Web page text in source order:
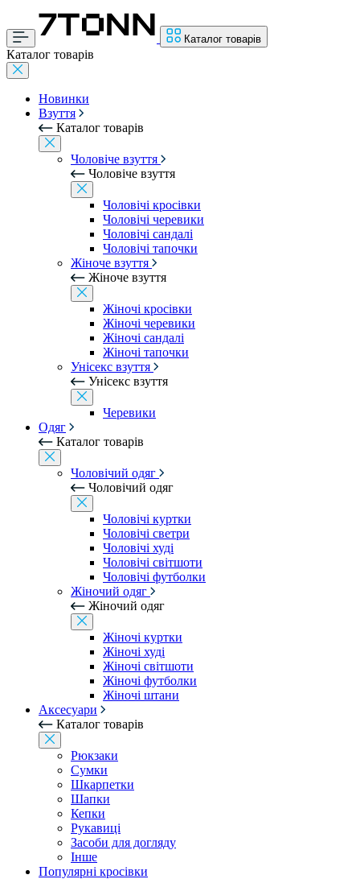
Каталог товарів
Каталог товарів
Новинки
Взуття
Каталог товарів
Чоловіче взуття
Чоловіче взуття
Чоловічі кросівки
Чоловічі черевики
Чоловічі сандалі
Чоловічі тапочки
Жіноче взуття
Жіноче взуття
Жіночі кросівки
Жіночі черевики
Жіночі сандалі
Жіночі тапочки
Унісекс взуття
Унісекс взуття
Черевики
Одяг
Каталог товарів
Чоловічий одяг
Чоловічий одяг
Чоловічі куртки
Чоловічі светри
Чоловічі худі
Чоловічі світшоти
Чоловічі футболки
Жіночий одяг
Жіночий одяг
Жіночі куртки
Жіночі худі
Жіночі світшоти
Жіночі футболки
Жіночі штани
Аксесуари
Каталог товарів
Рюкзаки
Сумки
Шкарпетки
Шапки
Кепки
Рукавиці
Засоби для догляду
Інше
Популярні кросівки